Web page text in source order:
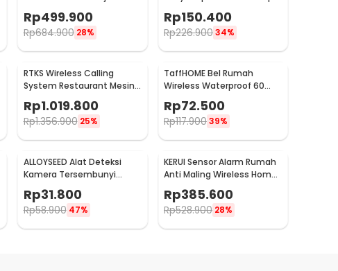
Doorbell - MJML05-FJ
Rp499.900
Rp684.900 28%
Hidden Camera Bug
Detector - X13
Rp150.400
Rp226.90034%
RTKS Wireless Calling
System Restaurant Mesin
Antrean 16 Pager - CTP302
Rp1.019.800
Rp1.356.900 25%
TaffHOME Bel Rumah
Wireless Waterproof 60
Tunes LED Light Doorbell -
A50
Rp72.500
Rp117.90039%
ALLOYSEED Alat Deteksi
Kamera Tersembunyi
Infrared Anti Spy Type C -
S300
Rp31.800
Rp58.900 47%
KERUI Sensor Alarm Rumah
Anti Maling Wireless Home
Security 120dB - S1
Rp385.600
Rp528.900 28%